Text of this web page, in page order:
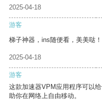
2025-04-18
游客
梯子神器，ins随便看，美美哒！
2025-04-18
游客
这款加速器VPM应用程序可以
助你在网络上自由移动。